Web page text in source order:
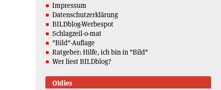
Impressum
Datenschutzerklärung
BILDblog-Werbespot
Schlagzeil-o-mat
"Bild"-Auflage
Ratgeber: Hilfe, ich bin in "Bild"
Wer liest BILDblog?
Oldies